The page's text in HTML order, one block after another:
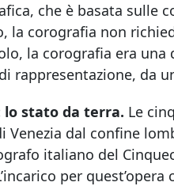
che è basata sulle
la corografia non
la corografia era
rappresentazione, da
lo stato da terra. Le
dal confine
italiano del
per